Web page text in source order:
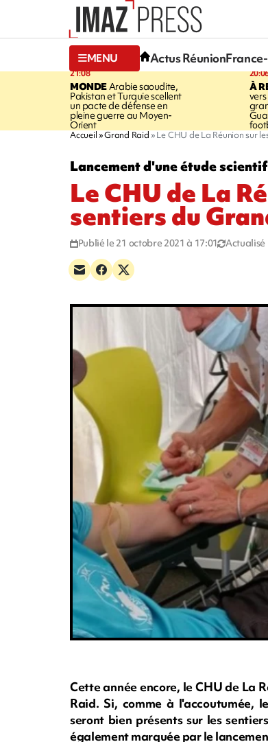
MENU Actus Réunion
21:08
MONDE Arabie saoudite,
Pakistan et Turquie scellent
un pacte de défense en
pleine guerre au Moyen-
Orient
À
Accueil Grand Raid Le CHU de La Réunion sur
Lancement d'une étude
Le CHU de La
sentiers du
Publié le 21 octobre 2021 à 17:01 Actualisé
Cette année encore, le CHU de La
Raid. Si, comme à l'accoutumée,
seront bien présents sur les
également marquée par le